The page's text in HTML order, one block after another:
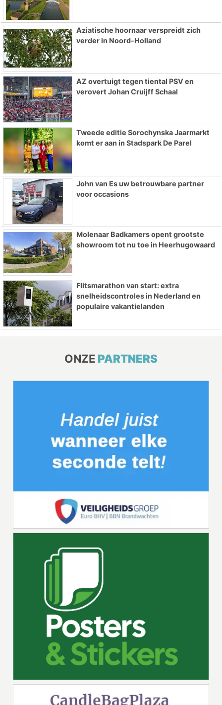
Aziatische hoornaar verspreidt zich
verder in Noord-Holland
AZ overtuigt tegen tiental PSV en
verovert Johan Cruijff Schaal
Tweede editie Sorochynska Jaarmarkt
komt er aan in Stadspark De Parel
John van Es uw betrouwbare partner
voor occasions
Molenaar Badkamers opent grootste
showroom tot nu toe in Heerhugowaard
Flitsmarathon van start: extra
snelheidscontroles in Nederland en
populaire vakantielanden
ONZE PARTNERS